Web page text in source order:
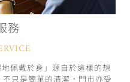
務
佩戴於身」源自於這樣的想